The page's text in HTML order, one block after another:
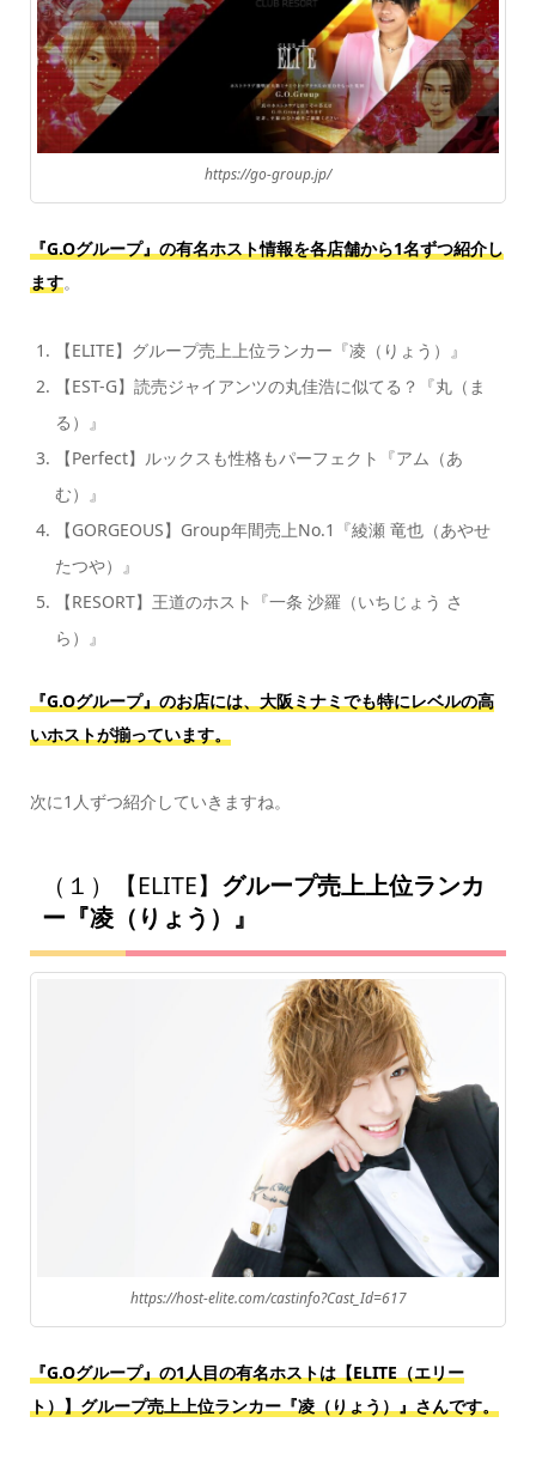
https://go-group.jp/
『G.Oグループ』の有名ホスト情報を各店舗から1名ずつ紹介し
ます。
【ELITE】グループ売上上位ランカー『凌（りょう）』
【EST-G】読売ジャイアンツの丸佳浩に似てる？『丸（ま
る）』
【Perfect】ルックスも性格もパーフェクト『アム（あ
む）』
【GORGEOUS】Group年間売上No.1『綾瀬 竜也（あやせ
たつや）』
【RESORT】王道のホスト『一条 沙羅（いちじょう さ
ら）』
『G.Oグループ』のお店には、大阪ミナミでも特にレベルの高
いホストが揃っています。
次に1人ずつ紹介していきますね。
（１）【ELITE】 グループ売上上位ランカ
ー『凌（りょう）』
https://host-elite.com/castinfo?Cast_Id=617
『G.Oグループ』の1人目の有名ホストは【ELITE（エリー
ト）】グループ売上上位ランカー『凌（りょう）』さんです。